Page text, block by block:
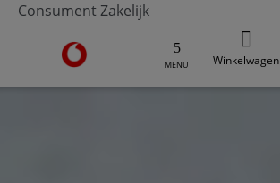
Consument Zakelijk
Ga naar de Vodafone homepage
MENU Winkelwagen